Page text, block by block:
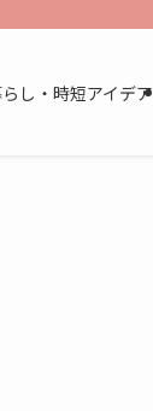
し・時短アイデア